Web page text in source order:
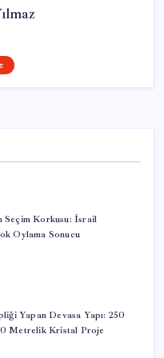
Seçim Korkusu: İsrail
Oylama Sonucu
Yapan Devasa Yapı: 250
Metrelik Kristal Proje